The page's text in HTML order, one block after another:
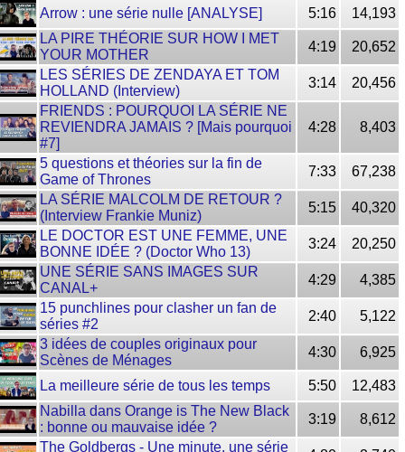
Arrow : une série nulle [ANALYSE] 5:16
14,193
LA PIRE THÉORIE SUR HOW I MET
YOUR MOTHER
4:19
20,652
LES SÉRIES DE ZENDAYA ET TOM
HOLLAND (Interview)
3:14
20,456
FRIENDS : POURQUOI LA SÉRIE NE
REVIENDRA JAMAIS ? [Mais pourquoi
#7]
4:28 8,403
5 questions et théories sur la fin de
Game of Thrones
7:33
67,238
LA SÉRIE MALCOLM DE RETOUR ?
(Interview Frankie Muniz)
5:15
40,320
LE DOCTOR EST UNE FEMME, UNE
BONNE IDÉE ? (Doctor Who 13)
3:24
20,250
UNE SÉRIE SANS IMAGES SUR
CANAL+
4:29
4,385
15 punchlines pour clasher un fan de
séries #2
2:40
5,122
3 idées de couples originaux pour
Scènes de Ménages
4:30 6,925
La meilleure série de tous les temps 5:50
12,483
Nabilla dans Orange is The New Black
: bonne ou mauvaise idée ?
3:19
8,612
The Goldbergs - Une minute, une série